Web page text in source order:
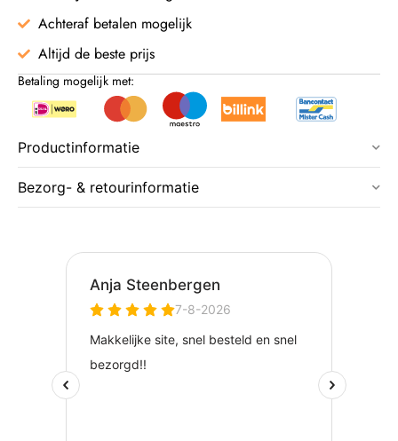
Achteraf betalen mogelijk
Altijd de beste prijs
Betaling mogelijk met:
Productinformatie
Bezorg- & retourinformatie